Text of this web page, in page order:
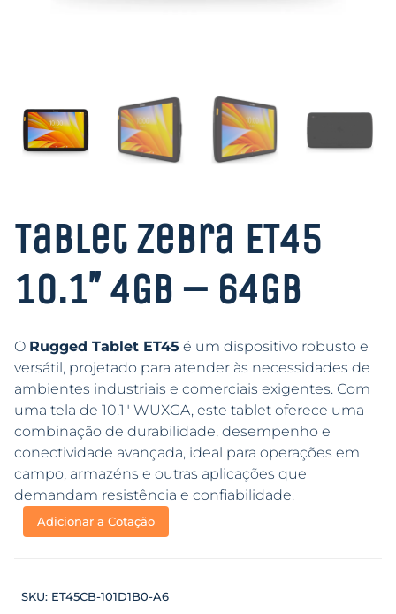
Tablet Zebra ET45
10.1″ 4GB – 64GB
O Rugged Tablet ET45 é um dispositivo robusto e
versátil, projetado para atender às necessidades de
ambientes industriais e comerciais exigentes. Com
uma tela de 10.1″ WUXGA, este tablet oferece uma
combinação de durabilidade, desempenho e
conectividade avançada, ideal para operações em
campo, armazéns e outras aplicações que
demandam resistência e confiabilidade.
Adicionar a Cotação
SKU: ET45CB-101D1B0-A6